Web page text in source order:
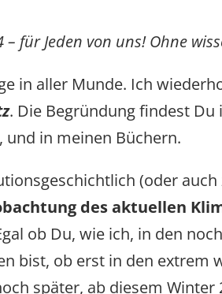
für Jeden von uns! Ohne
in aller Munde. Ich
. Die Begründung findest
und in meinen Büchern.
(oder
des aktuellen
ob Du, wie ich, in den
bist, ob erst in den extrem
später, ab diesem